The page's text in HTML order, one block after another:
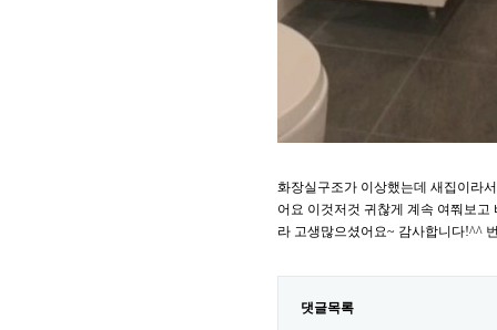
화장실구조가 이상했는데 새집이라
어요 이것저것 귀찮게 계속 여쭤보
라 고생많으셨어요~ 감사합니다!^^
댓글목록